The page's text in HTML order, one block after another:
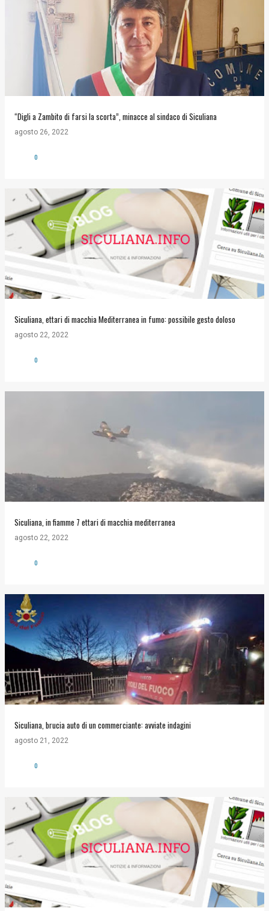
“Digli a Zambito di farsi la scorta”, minacce al sindaco di Siculiana
agosto 26, 2022
0
Siculiana, ettari di macchia Mediterranea in fumo: possibile gesto doloso
agosto 22, 2022
0
Siculiana, in fiamme 7 ettari di macchia mediterranea
agosto 22, 2022
0
Siculiana, brucia auto di un commerciante: avviate indagini
agosto 21, 2022
0